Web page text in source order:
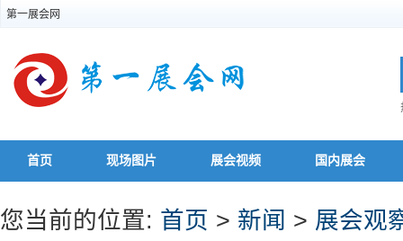
第一展会网
首页 现场图片 展会视频 国内展会
您当前的位置: 首页 > 新闻 > 展会观